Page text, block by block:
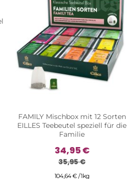
FAMILY Mischbox mit 12 Sorten
EILLES Teebeutel speziell für die
Familie
34,95 €
35,95 €
104,64 € / 1kg